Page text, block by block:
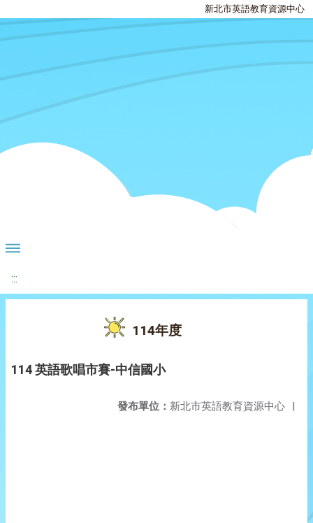
新北市英語教育資源中心
:::
114年度
114 英語歌唱市賽-中信國小
發布單位： 新北市英語教育資源中心 |